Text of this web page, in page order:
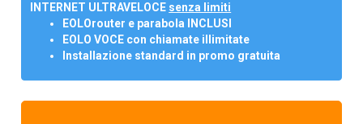
INTERNET ULTRAVELOCE senza limiti
EOLOrouter e parabola INCLUSI
EOLO VOCE con chiamate illimitate
Installazione standard in promo gratuita